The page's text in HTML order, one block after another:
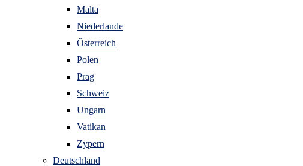
Malta
Niederlande
Österreich
Polen
Prag
Schweiz
Ungarn
Vatikan
Zypern
Deutschland